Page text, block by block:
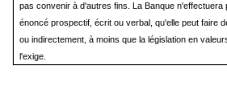
pas convenir à d'autres fins. La Banque n'effectuera
énoncé prospectif, écrit ou verbal, qu'elle peut faire
ou indirectement, à moins que la législation en
l'exige.